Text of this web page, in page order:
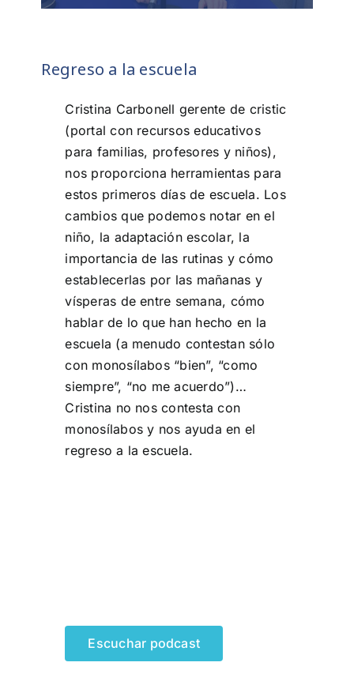
Regreso a la escuela
Cristina Carbonell gerente de cristic
(portal con recursos educativos
para familias, profesores y niños),
nos proporciona herramientas para
estos primeros días de escuela. Los
cambios que podemos notar en el
niño, la adaptación escolar, la
importancia de las rutinas y cómo
establecerlas por las mañanas y
vísperas de entre semana, cómo
hablar de lo que han hecho en la
escuela (a menudo contestan sólo
con monosílabos “bien”, “como
siempre”, “no me acuerdo”)…
Cristina no nos contesta con
monosílabos y nos ayuda en el
regreso a la escuela.
Escuchar podcast